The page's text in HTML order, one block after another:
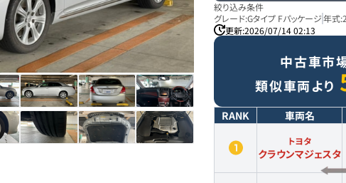
絞り込み条件
グレード:Gタイプ Fパッケージ年式:
更新:2026/07/14 02:13
中古車市
類似車両より
RANK 車両名
トヨタ
クラウンマジェスタ